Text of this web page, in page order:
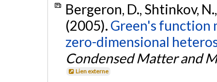
Bergeron, D., Shtinkov,
(2005). Green's function
zero-dimensional
Condensed Matter and
Lien externe